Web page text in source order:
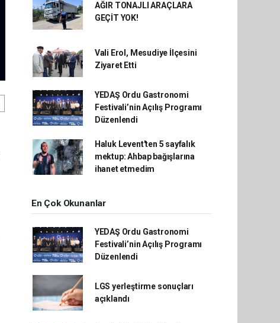
AĞIR TONAJLI ARAÇLARA
GEÇİT YOK!
Vali Erol, Mesudiye İlçesini
Ziyaret Etti
YEDAŞ Ordu Gastronomi
Festivali’nin Açılış Programı
Düzenlendi
Haluk Levent'ten 5 sayfalık
mektup: Ahbap bağışlarına
ihanet etmedim
En Çok Okunanlar
YEDAŞ Ordu Gastronomi
Festivali’nin Açılış Programı
Düzenlendi
LGS yerleştirme sonuçları
açıklandı